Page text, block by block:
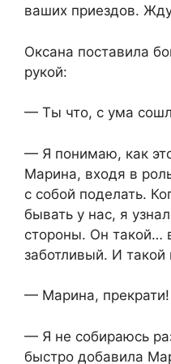
ваших приездов.
Оксана поставила
рукой:
— Ты что, с ума
— Я понимаю, как
Марина, входя в
с собой поделать.
бывать у нас, я
стороны. Он такой…
заботливый. И
— Марина,
— Я не собираюсь
быстро добавила